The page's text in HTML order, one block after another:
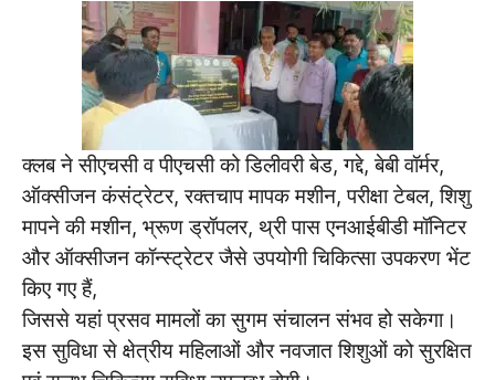
क्लब ने सीएचसी व पीएचसी को डिलीवरी बेड, गद्दे, बेबी वॉर्मर,
ऑक्सीजन कंसंट्रेटर, रक्तचाप मापक मशीन, परीक्षा टेबल, शिशु
मापने की मशीन, भ्रूण ड्रॉपलर, थ्री पास एनआईबीडी मॉनिटर
और ऑक्सीजन कॉन्स्ट्रेटर जैसे उपयोगी चिकित्सा उपकरण भेंट
किए गए हैं,
जिससे यहां प्रसव मामलों का सुगम संचालन संभव हो सकेगा।
इस सुविधा से क्षेत्रीय महिलाओं और नवजात शिशुओं को सुरक्षित